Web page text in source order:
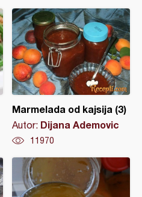
Marmelada od kajsija (3)
Autor: Dijana Ademovic
11970